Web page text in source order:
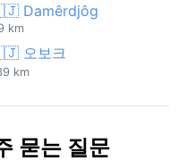
Damêrdjôg
km
오보크
km
묻는 질문